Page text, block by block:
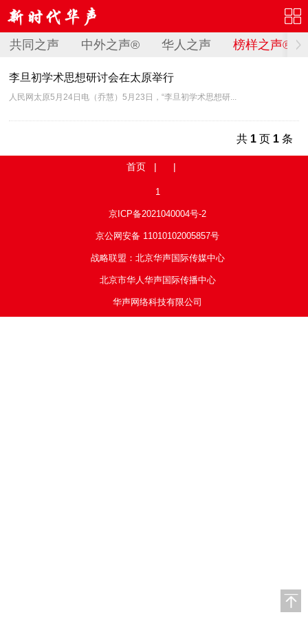
共同之声 中外之声® 华人之声 榜样之声®
李旦初学术思想研讨会在太原举行
人民网太原5月24日电（乔慧）5月23日，“李旦初学术思想研...
共 1页 1条
首页 | |
1
京ICP备2021040004号-2
京公网安备 11010102005857号
战略联盟：北京华声国际传媒中心
北京市华人华声国际传播中心
华声网络科技有限公司